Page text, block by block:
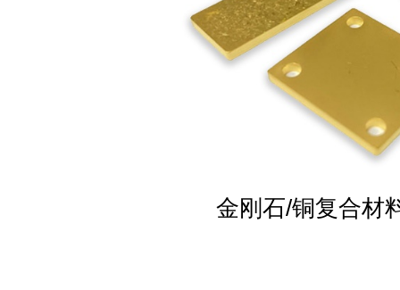
金刚石/铜复合材